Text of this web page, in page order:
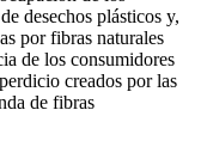
desechos plásticos y,
por fibras naturales
de los consumidores
creados por las
de fibras